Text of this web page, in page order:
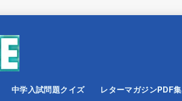
中学入試問題クイズ レターマガジンPDF集